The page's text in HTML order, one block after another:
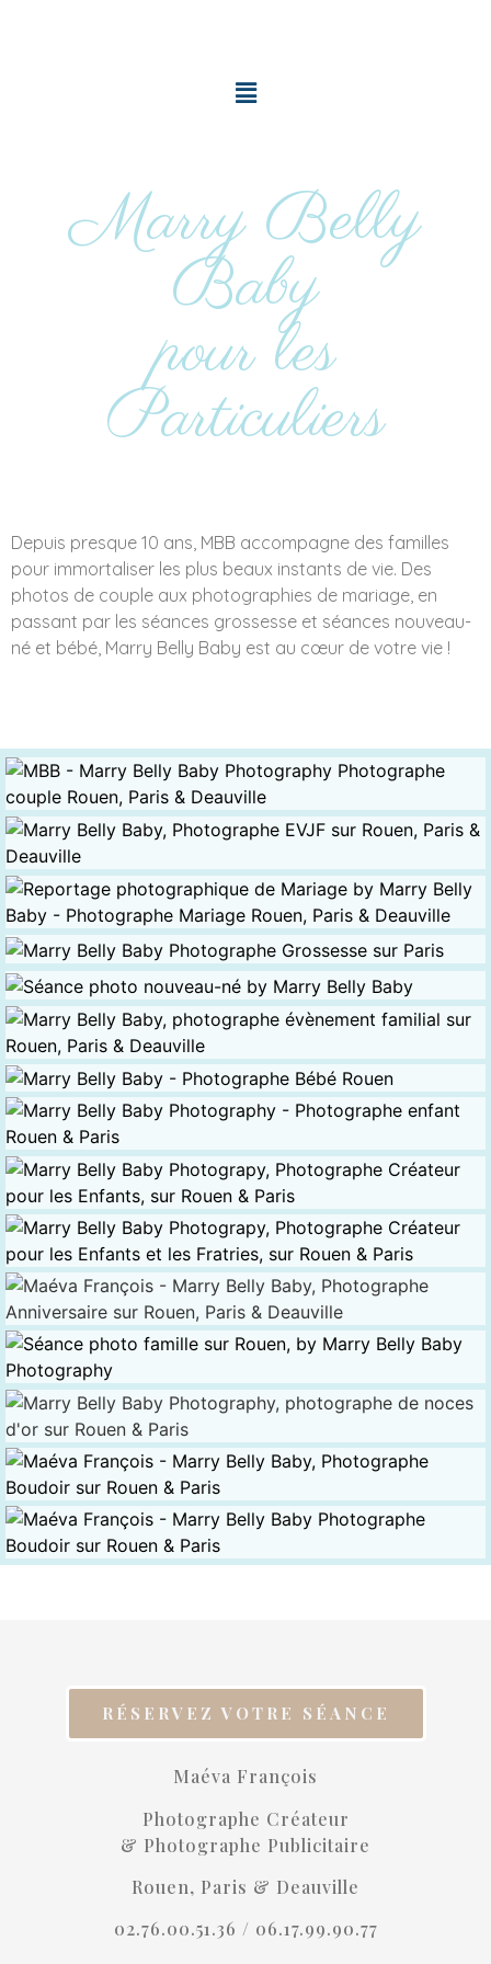
Marry Belly
Baby
pour les
Particuliers
Depuis presque 10 ans, MBB accompagne des familles
pour immortaliser les plus beaux instants de vie. Des
photos de couple aux photographies de mariage, en
passant par les séances grossesse et séances nouveau-
né et bébé, Marry Belly Baby est au cœur de votre vie !
RÉSERVEZ VOTRE SÉANCE
Maéva François
Photographe Créateur
& Photographe Publicitaire
Rouen, Paris & Deauville
02.76.00.51.36 / 06.17.99.90.77